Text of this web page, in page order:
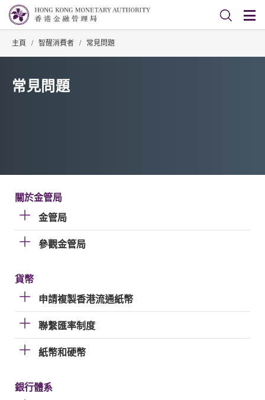
主頁 / 智醒消費者 / 常見問題
常見問題
關於金管局
金管局
參觀金管局
貨幣
申請複製香港流通紙幣
聯繫匯率制度
紙幣和硬幣
銀行體系